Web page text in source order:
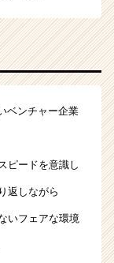
ベンチャー企業
ピードを意識し
返しながら
いフェアな環境